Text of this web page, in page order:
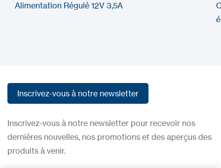
Alimentation Régulé 12V 3,5A
Inscrivez-vous à notre newsletter
Inscrivez-vous à notre newsletter pour recevoir nos
dernières nouvelles, nos promotions et des aperçus des
produits à venir.